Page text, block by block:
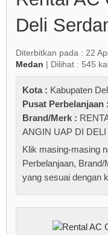
Deli
Diterbitkan pada : 22
Medan | Dilihat : 545
Kota : Kabupaten
Pusat Perbelanjaan :
Brand/Merk :
ANGIN UAP DI
Klik masing-masing
Perbelanjaan,
yang sesuai dengan